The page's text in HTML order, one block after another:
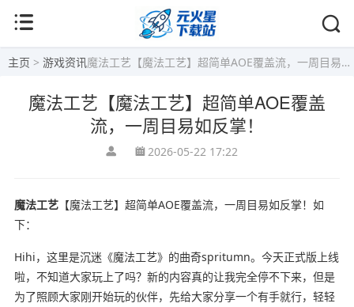
主页 > 游戏资讯魔法工艺【魔法工艺】超简单AOE覆盖流，一周目易如反掌！
魔法工艺【魔法工艺】超简单AOE覆盖
流，一周目易如反掌！
2026-05-22 17:22
魔法工艺【魔法工艺】超简单AOE覆盖流，一周目易如反掌！如
下：
Hihi，这里是沉迷《魔法工艺》的曲奇spritumn。今天正式版上线
啦，不知道大家玩上了吗？新的内容真的让我完全停不下来，但是
为了照顾大家刚开始玩的伙伴，先给大家分享一个有手就行，轻轻